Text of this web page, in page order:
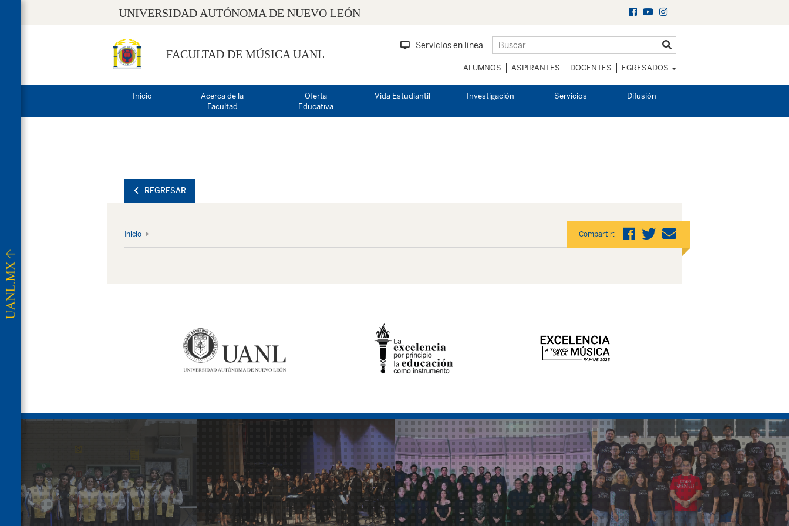
UNIVERSIDAD AUTÓNOMA DE NUEVO LEÓN
FACULTAD DE MÚSICA UANL
Servicios en línea
ALUMNOS ASPIRANTES DOCENTES EGRESADOS
Inicio
Acerca de la
Facultad
Oferta
Educativa
Vida Estudiantil Investigación Servicios Difusión
REGRESAR
Inicio Compartir: